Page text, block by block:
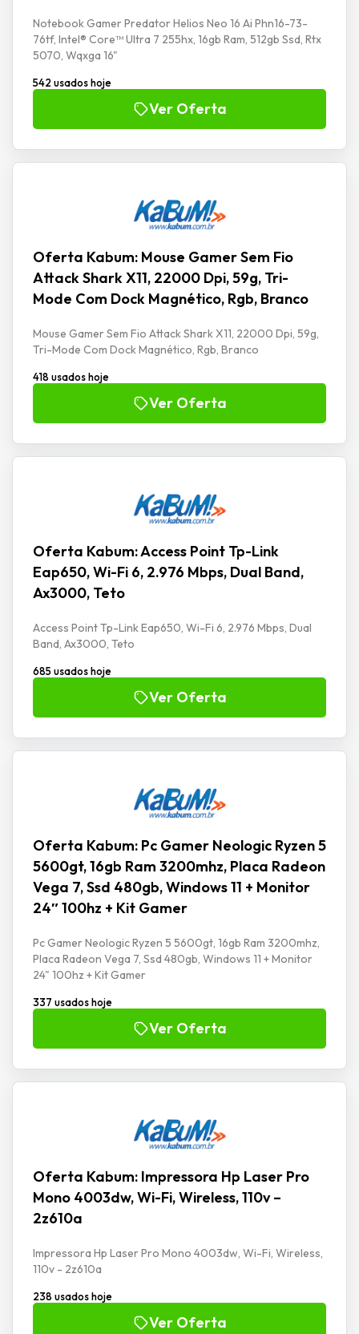
Notebook Gamer Predator Helios Neo 16 Ai Phn16-73-
76tf, Intel® Core™ Ultra 7 255hx, 16gb Ram, 512gb Ssd, Rtx
5070, Wqxga 16"
542 usados hoje
Ver Oferta
Oferta Kabum: Mouse Gamer Sem Fio
Attack Shark X11, 22000 Dpi, 59g, Tri-
Mode Com Dock Magnético, Rgb, Branco
Mouse Gamer Sem Fio Attack Shark X11, 22000 Dpi, 59g,
Tri-Mode Com Dock Magnético, Rgb, Branco
418 usados hoje
Ver Oferta
Oferta Kabum: Access Point Tp-Link
Eap650, Wi-Fi 6, 2.976 Mbps, Dual Band,
Ax3000, Teto
Access Point Tp-Link Eap650, Wi-Fi 6, 2.976 Mbps, Dual
Band, Ax3000, Teto
685 usados hoje
Ver Oferta
Oferta Kabum: Pc Gamer Neologic Ryzen 5
5600gt, 16gb Ram 3200mhz, Placa Radeon
Vega 7, Ssd 480gb, Windows 11 + Monitor
24″ 100hz + Kit Gamer
Pc Gamer Neologic Ryzen 5 5600gt, 16gb Ram 3200mhz,
Placa Radeon Vega 7, Ssd 480gb, Windows 11 + Monitor
24" 100hz + Kit Gamer
337 usados hoje
Ver Oferta
Oferta Kabum: Impressora Hp Laser Pro
Mono 4003dw, Wi-Fi, Wireless, 110v –
2z610a
Impressora Hp Laser Pro Mono 4003dw, Wi-Fi, Wireless,
110v - 2z610a
238 usados hoje
Ver Oferta